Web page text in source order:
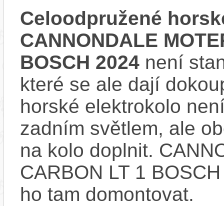
Celoodpružené
CANNONDALE
BOSCH 2024 není
které se ale dají
horské elektrokolo
zadním světlem, ale
na kolo doplnit.
CARBON LT 1
ho tam domontovat.